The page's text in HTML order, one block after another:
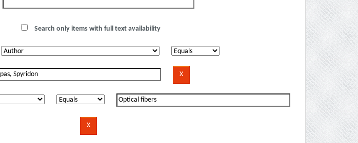
Search only items with full text availability